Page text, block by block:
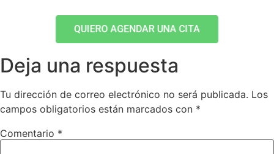
QUIERO AGENDAR UNA CITA
Deja una respuesta
Tu dirección de correo electrónico no será publicada. Los
campos obligatorios están marcados con *
Comentario *